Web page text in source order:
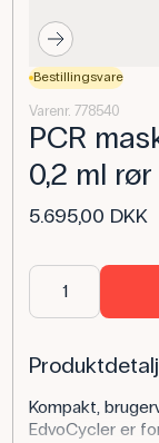
Bestillingsvare
Varenr. 778540
PCR
0,2 ml rør
5.695,00 DKK
Kompakt,
EdvoCycler er